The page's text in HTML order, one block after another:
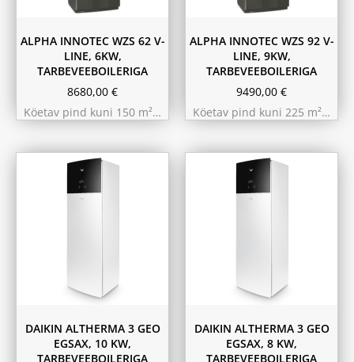
ALPHA INNOTEC WZS 62 V-
LINE, 6KW,
TARBEVEEBOILERIGA
8680,00 €
Köetav pind kuni 150 m²…
ALPHA INNOTEC WZS 92 V-
LINE, 9KW,
TARBEVEEBOILERIGA
9490,00 €
Köetav pind kuni 225 m²…
DAIKIN ALTHERMA 3 GEO
EGSAX, 10 KW,
TARBEVEEBOILERIGA
DAIKIN ALTHERMA 3 GEO
EGSAX, 8 KW,
TARBEVEEBOILERIGA